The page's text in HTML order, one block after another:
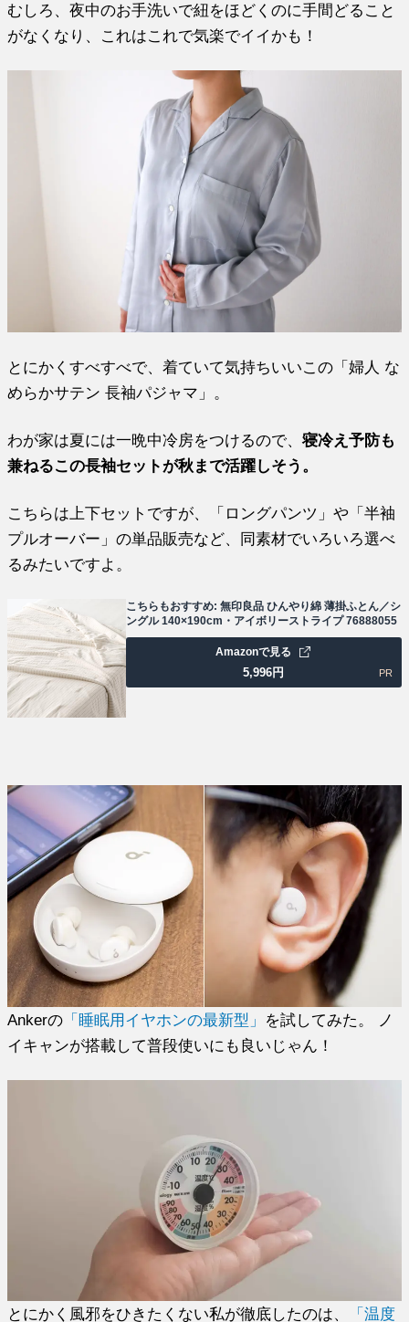
むしろ、夜中のお手洗いで紐をほどくのに手間どること
がなくなり、これはこれで気楽でイイかも！
とにかくすべすべで、着ていて気持ちいいこの「婦人 な
めらかサテン 長袖パジャマ」。
わが家は夏には一晩中冷房をつけるので、寝冷え予防も
兼ねるこの長袖セットが秋まで活躍しそう。
こちらは上下セットですが、「ロングパンツ」や「半袖
プルオーバー」の単品販売など、同素材でいろいろ選べ
るみたいですよ。
こちらもおすすめ: 無印良品 ひんやり綿 薄掛ふとん／シ
ングル 140×190cm・アイボリーストライプ 76888055
5,996円
Amazonで見る
PR
Ankerの 「睡眠用イヤホンの最新型」 を試してみた。 ノ
イキャンが搭載して普段使いにも良いじゃん！
とにかく風邪をひきたくない私が徹底したのは、 「温度